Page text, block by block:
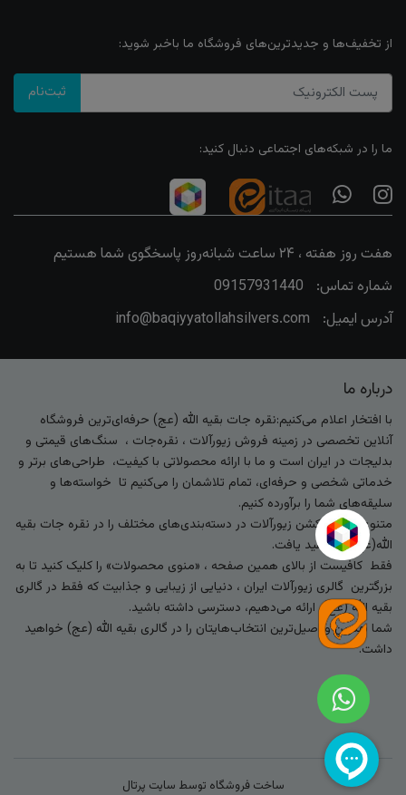
از تخفیف‌ها و جدیدترین‌های فروشگاه ما باخبر شوید:
ثبت‌نام
ما را در شبکه‌های اجتماعی دنبال کنید:
هفت روز هفته ، ۲۴ ساعت شبانه‌روز پاسخگوی شما هستیم
شماره تماس:
09157931440
آدرس ایمیل:
info@baqiyyatollahsilvers.com
درباره ما
با افتخار اعلام می‌کنیم:نقره جات بقیه الله (عج) حرفه‌ای‌ترین فروشگاه
آنلاین تخصصی در زمینه فروش زیورآلات ، نقره‌جات ، سنگ‌های قیمتی و
بدلیجات در ایران است و ما با ارائه محصولاتی با کیفیت، طراحی‌های برتر و
خدماتی شخصی و حرفه‌ای، تمام تلاشمان را می‌کنیم تا خواسته‌ها و
سلیقه‌های شما را برآورده کنیم.
متنوع‌ترین کالکشن زیورآلات در دسته‌بندی‌های مختلف را در نقره جات بقیه
الله(عج) خواهید یافت.
فقط کافیست از بالای همین صفحه ، «منوی محصولات» را کلیک کنید تا به
بزرگترین گالری زیورآلات ایران ، دنیایی از زیبایی و جذابیت که فقط در گالری
بقیه الله (عج) ارائه می‌دهیم، دسترسی داشته باشید.
شما بهترین و اصیل‌ترین انتخاب‌هایتان را در گالری بقیه الله (عج) خواهید
داشت.
ساخت فروشگاه توسط سایت پرتال